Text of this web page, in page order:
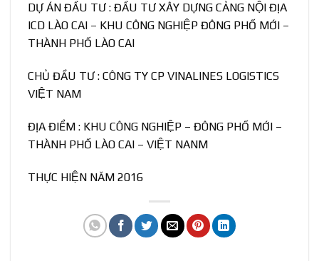
DỰ ÁN ĐẦU TƯ : ĐẦU TƯ XÂY DỰNG CẢNG NỘI ĐỊA
ICD LÀO CAI – KHU CÔNG NGHIỆP ĐÔNG PHỐ MỚI –
THÀNH PHỐ LÀO CAI
CHỦ ĐẦU TƯ : CÔNG TY CP VINALINES LOGISTICS
VIỆT NAM
ĐỊA ĐIỂM : KHU CÔNG NGHIỆP – ĐÔNG PHỐ MỚI –
THÀNH PHỐ LÀO CAI – VIỆT NANM
THỰC HIỆN NĂM 2016